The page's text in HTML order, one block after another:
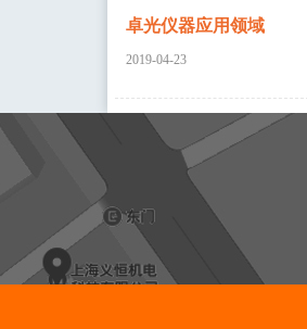
卓光仪器应用领域
2019-04-23